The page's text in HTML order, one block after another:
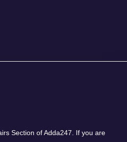
Section of Adda247. If you are